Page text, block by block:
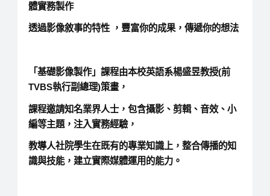
體實務製作
透過影像敘事的特性 ，豐富你的成果，傳遞你的想法
「基礎影像製作」課程由本校英語系楊盛昱教授(前
TVBS執行副總理)策畫，
課程邀請知名業界人士，包含攝影、剪輯、音效、小
編等主題，注入實務經驗，
教導人社院學生在既有的專業知識上，整合傳播的知
識與技能，建立實際媒體運用的能力。